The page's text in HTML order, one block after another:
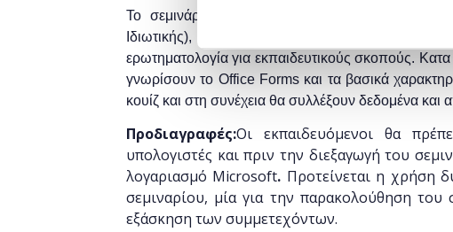
Το σεμινάριο απευθύνεται σε εκπαιδευτικούς
Ιδιωτικής), οι οποίοι επιθυμούν να
ερωτηματολογία για εκπαιδευτικούς σκοπούς.
γνωρίσουν το Office Forms και τα βασικά
κουίζ και στη συνέχεια θα συλλέξουν δεδομένα και
Προδιαγραφές:Οι εκπαιδευόμενοι θα
υπολογιστές και πριν την διεξαγωγή του
λογαριασμό Microsoft. Προτείνεται η χρήση
σεμιναρίου, μία για την παρακολούθηση του
εξάσκηση των συμμετεχόντων.